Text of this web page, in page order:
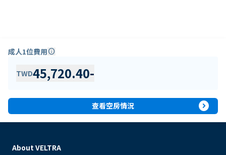
成人1位費用info
TWD45,720.40-
查看空房情況 expand_circle_right
About VELTRA